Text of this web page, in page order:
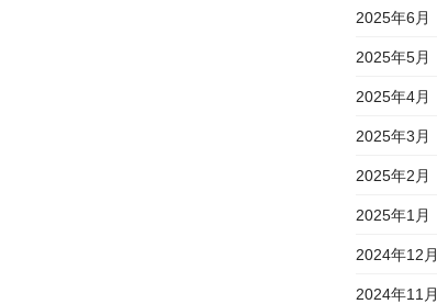
2025年6月
2025年5月
2025年4月
2025年3月
2025年2月
2025年1月
2024年12月
2024年11月